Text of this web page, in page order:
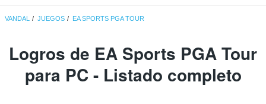
VANDAL JUEGOS EA SPORTS PGA TOUR
Logros de EA Sports PGA Tour
para PC - Listado completo